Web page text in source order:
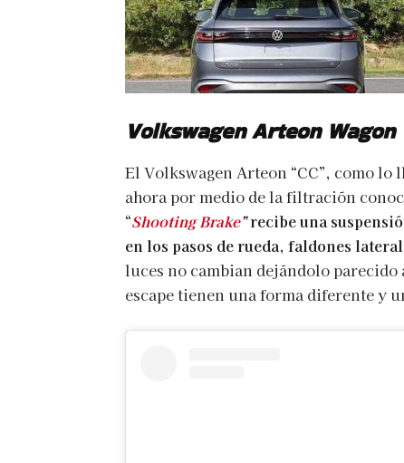
Volkswagen Arteon Wagon
El Volkswagen Arteon “CC”, como
ahora por medio de la filtración
“Shooting Brake”recibe una
en los pasos de rueda, faldones
luces no cambian dejándolo parecido
escape tienen una forma diferente y